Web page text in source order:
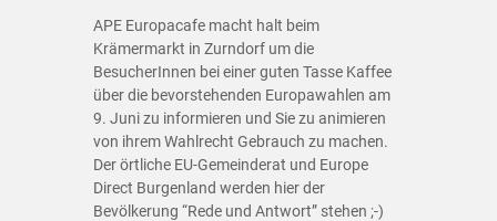
APE Europacafe macht halt beim
Krämermarkt in Zurndorf um die
BesucherInnen bei einer guten Tasse Kaffee
über die bevorstehenden Europawahlen am
9. Juni zu informieren und Sie zu animieren
von ihrem Wahlrecht Gebrauch zu machen.
Der örtliche EU-Gemeinderat und Europe
Direct Burgenland werden hier der
Bevölkerung “Rede und Antwort” stehen ;-)